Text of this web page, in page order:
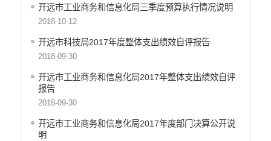
开远市教育体育局
开远市民族宗教事务局
开远市公安局
开远市公安局交通管理大队
开远市司法局
开远市财政局
开远市自然资源局
开远市工业商务和信息化局三季度预算执行情况说明
2018-10-12
开远市科技局2017年度整体支出绩效自评报告
2018-09-30
开远市工业商务和信息化局2017年整体支出绩效自评
报告
2018-09-30
开远市工业商务和信息化局2017年度部门决算公开说
明